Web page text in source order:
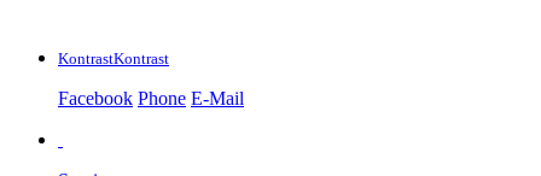
KontrastKontrast
Facebook Phone E-Mail